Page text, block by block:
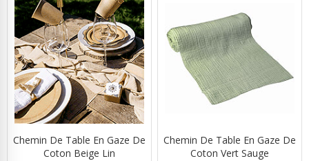
Chemin De Table En Gaze De
Coton Beige Lin
Chemin De Table En Gaze De
Coton Vert Sauge